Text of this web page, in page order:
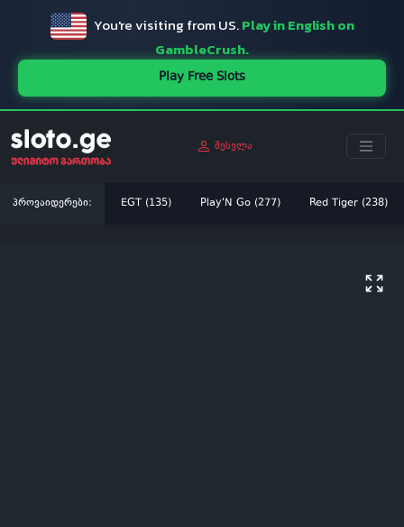
You're visiting from US.Play in English on
GambleCrush.
Play Free Slots
შესვლა
პროვაიდერები: EGT (135) Play'N Go (277) Red Tiger (238)